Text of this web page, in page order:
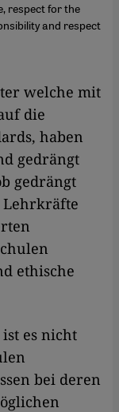
respect for the
and respect
welche mit
die
haben
gedrängt
gedrängt
Lehrkräfte
ethische
es nicht
bei deren